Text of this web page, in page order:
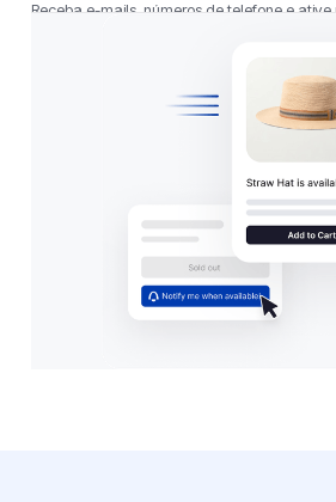
Receba e-mails, números de telefone e